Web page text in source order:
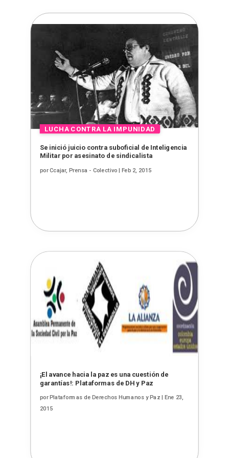
Se inició juicio contra suboficial de Inteligencia
Militar por asesinato de sindicalista
porCcajar, Prensa - Colectivo | Feb 2, 2015
¡El avance hacia la paz es una cuestión de
garantías!: Plataformas de DH y Paz
porPlataformas de Derechos Humanos y Paz | Ene 23,
2015